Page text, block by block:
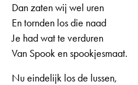
Dan zaten wij wel uren
En tornden los die naad
Je had wat te verduren
Van Spook en spookjesmaat.
Nu eindelijk los de lussen,